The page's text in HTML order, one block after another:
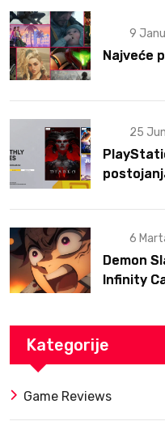
9
Najveće
25
6
Demon
Infinity
Kategorije
Game Reviews